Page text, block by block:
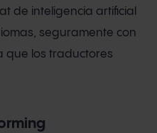
de inteligencia artificial
seguramente con
que los traductores